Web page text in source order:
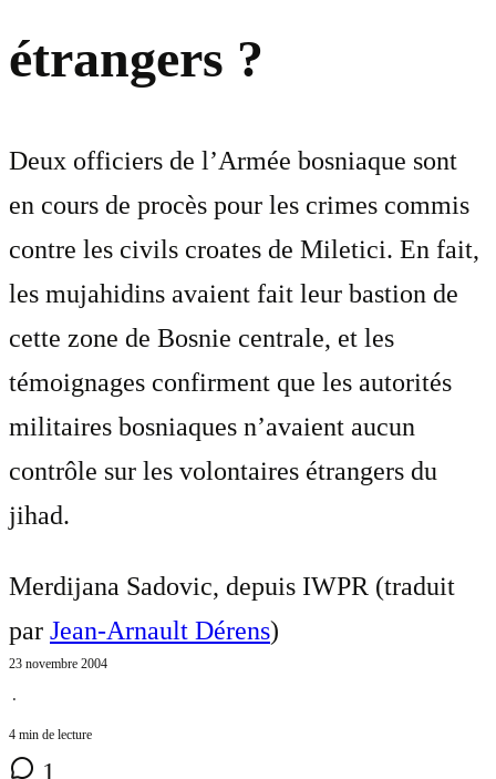
étrangers ?
Deux officiers de l’Armée bosniaque sont
en cours de procès pour les crimes commis
contre les civils croates de Miletici. En fait,
les mujahidins avaient fait leur bastion de
cette zone de Bosnie centrale, et les
témoignages confirment que les autorités
militaires bosniaques n’avaient aucun
contrôle sur les volontaires étrangers du
jihad.
Merdijana Sadovic, depuis IWPR (traduit
par Jean-Arnault Dérens)
23 novembre 2004
⋅
4 min de lecture
1